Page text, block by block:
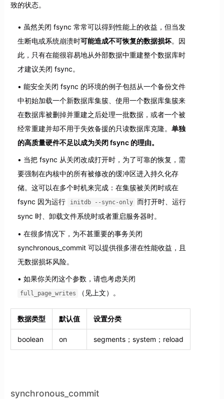
致的状态。
虽然关闭 fsync 常常可以得到性能上的收益，但当发
生断电或系统崩溃时可能造成不可恢复的数据损坏。因
此，只有在能很容易地从外部数据中重建整个数据库时
才建议关闭 fsync。
能安全关闭 fsync 的环境的例子包括从一个备份文件
中初始加载一个新数据库集簇、使用一个数据库集簇来
在数据库被删掉并重建之后处理一批数据，或者一个被
经常重建并却不用于失效备援的只读数据库克隆。 单独
的高质量硬件不足以成为关闭 fsync 的理由。
当把 fsync 从关闭改成打开时，为了可靠的恢复，需
要强制在内核中的所有被修改的缓冲区进入持久化存
储。这可以在多个时机来完成：在集簇被关闭时或在
fsync 因为运行
initdb --sync-only
而打开时、运行
sync 时、卸载文件系统时或者重启服务器时。
在很多情况下，为不甚重要的事务关闭
synchronous_commit 可以提供很多潜在性能收益，且
无数据损坏风险。
如果你关闭这个参数，请也考虑关闭
full_page_writes （见上文）。
数据类型 默认值 设置分类
boolean on segments；system；reload
synchronous_commit